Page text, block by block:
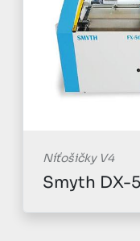
Níťošičky V4
Smyth DX-